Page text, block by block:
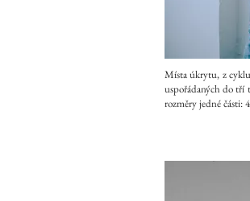
Místa úkrytu, z
uspořádaných do tří
rozměry jedné části: